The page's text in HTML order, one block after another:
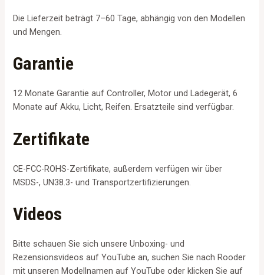
Die Lieferzeit beträgt 7–60 Tage, abhängig von den Modellen
und Mengen.
Garantie
12 Monate Garantie auf Controller, Motor und Ladegerät, 6
Monate auf Akku, Licht, Reifen. Ersatzteile sind verfügbar.
Zertifikate
CE-FCC-ROHS-Zertifikate, außerdem verfügen wir über
MSDS-, UN38.3- und Transportzertifizierungen.
Videos
Bitte schauen Sie sich unsere Unboxing- und
Rezensionsvideos auf YouTube an, suchen Sie nach Rooder
mit unseren Modellnamen auf YouTube oder klicken Sie auf